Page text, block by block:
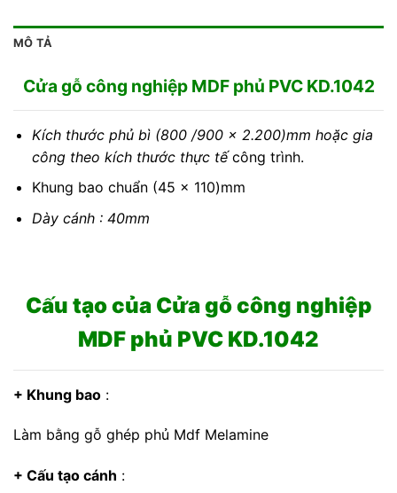
MÔ TẢ
Cửa gỗ công nghiệp MDF phủ PVC KD.1042
Kích thước phủ bì (800 /900 x 2.200)mm hoặc gia
công theo kích thước thực tếcông trình.
Khung bao chuẩn (45 x 110)mm
Dày cánh : 40mm
Cấu tạo của Cửa gỗ công nghiệp
MDF phủ PVC KD.1042
+ Khung bao :
Làm bằng gỗ ghép phủ Mdf Melamine
+ Cấu tạo cánh :